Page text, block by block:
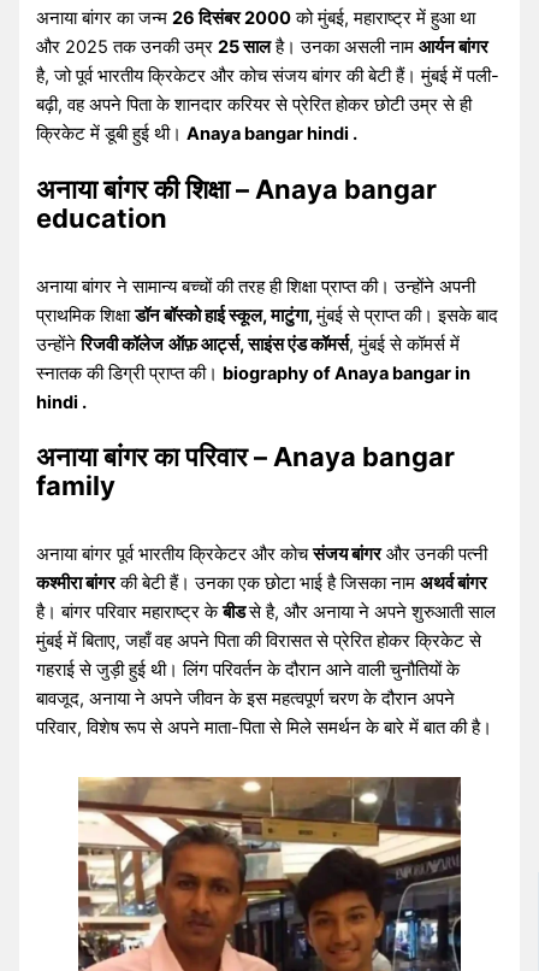
अनाया बांगर का जन्म26 दिसंबर 2000को मुंबई, महाराष्ट्र में हुआ था
और 2025 तक उनकी उम्र25 सालहै। उनका असली नामआर्यन बांगर
है, जो पूर्व भारतीय क्रिकेटर और कोच संजय बांगर की बेटी हैं। मुंबई में पली-
बढ़ी, वह अपने पिता के शानदार करियर से प्रेरित होकर छोटी उम्र से ही
क्रिकेट में डूबी हुई थी।Anaya bangar hindi .
अनाया बांगर की शिक्षा – Anaya bangar
education
अनाया बांगर ने सामान्य बच्चों की तरह ही शिक्षा प्राप्त की। उन्होंने अपनी
प्राथमिक शिक्षाडॉन बॉस्को हाई स्कूल, माटुंगा,मुंबई से प्राप्त की। इसके बाद
उन्होंनेरिजवी कॉलेज ऑफ़ आर्ट्स, साइंस एंड कॉमर्स, मुंबई से कॉमर्स में
स्नातक की डिग्री प्राप्त की। biography of Anaya bangar in
hindi .
अनाया बांगर का परिवार – Anaya bangar
family
अनाया बांगर पूर्व भारतीय क्रिकेटर और कोचसंजय बांगरऔर उनकी पत्नी
कश्मीरा बांगरकी बेटी हैं। उनका एक छोटा भाई है जिसका नामअथर्व बांगर
है। बांगर परिवार महाराष्ट्र केबीडसे है, और अनाया ने अपने शुरुआती साल
मुंबई में बिताए, जहाँ वह अपने पिता की विरासत से प्रेरित होकर क्रिकेट से
गहराई से जुड़ी हुई थी। लिंग परिवर्तन के दौरान आने वाली चुनौतियों के
बावजूद, अनाया ने अपने जीवन के इस महत्वपूर्ण चरण के दौरान अपने
परिवार, विशेष रूप से अपने माता-पिता से मिले समर्थन के बारे में बात की है।